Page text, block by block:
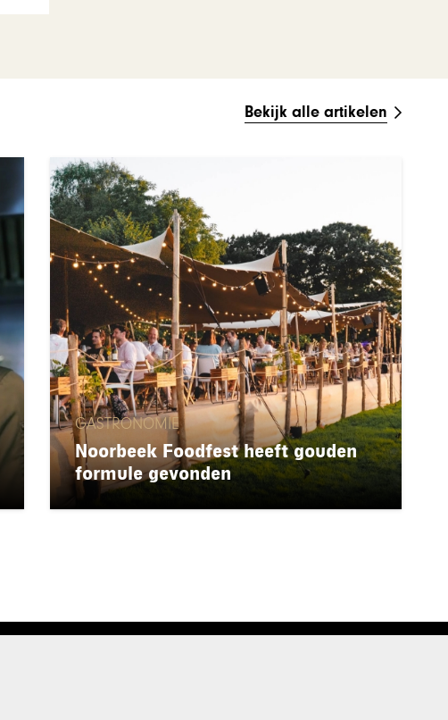
Bekijk alle artikelen
GASTRONOMIE
Noorbeek Foodfest heeft gouden
formule gevonden